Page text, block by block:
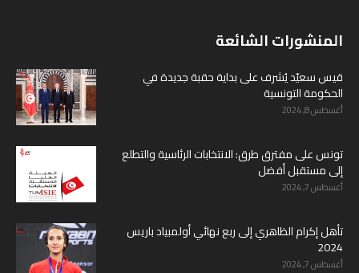
المنشورات الشائعة
قيس سعيّد يُشرف على بداية حقبة جديدة في
الحكومة التونسية
أغسطس 8, 2024
تونس على مفترق طرق: الانتخابات الرئاسية والتطلع
إلى مستقبل أفضل
أغسطس 7, 2024
تأهل إكرام الظاهري إلى ربع نهائي أولمبياد باريس
2024
أغسطس 7, 2024